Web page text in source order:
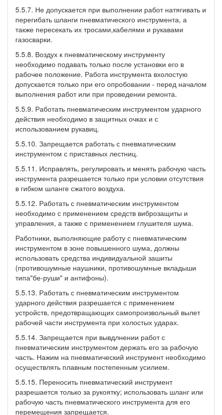
5.5.7. Не допускается при выполнении работ натягивать и
перегибать шланги пневматического инструмента, а
также пересекать их тросами,кабелями и рукавами
газосварки.
5.5.8. Воздух к пневматическому инструменту
необходимо подавать только после установки его в
рабочее положение. Работа инструмента вхолостую
допускается только при его опробовании - перед началом
выполнения работ или при проведении ремонта.
5.5.9. Работать пневматическим инструментом ударного
действия необходимо в защитных очках и с
использованием рукавиц.
5.5.10. Запрещается работать с пневматическим
инструментом с приставных лестниц.
5.5.11. Исправлять, регулировать и менять рабочую часть
инструмента разрешается только при условии отсутствия
в гибком шланге сжатого воздуха.
5.5.12. Работать с пневматическим инструментом
необходимо с применением средств виброзащиты и
управления, а также с применением глушителя шума.
Работники, выполняющие работу с пневматическим
инструментом в зоне повышенного шума, должны
использовать средства индивидуальной зашиты
(противошумные наушники, противошумные вкладыши
типа"бе-руши" и антифоны).
5.5.13. Работать с пневматическим инструментом
ударного действия разрешается с применением
устройств, предотвращающих самопроизвольный вылет
рабочей части инструмента при холостых ударах.
5.5.14. Запрещается при вывдлнении работ с
пневматическим инструментом держать его за рабочую
часть. Нажим на пневматический инструмент необходимо
осуществлять плавным постепенным усилием.
5.5.15. Переносить пневматический инструмент
разрешается только за рукоятку; использовать шланг или
рабочую часть пневматического инструмента для его
перемещения запрещается.